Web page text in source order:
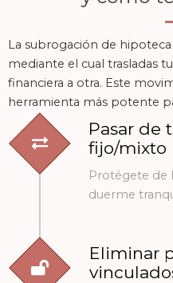
La subrogación de
mediante el cual trasladas
financiera a otra. Este
herramienta más potente
Pasar de
fijo/mixto
Protégete de
duerme
Eliminar